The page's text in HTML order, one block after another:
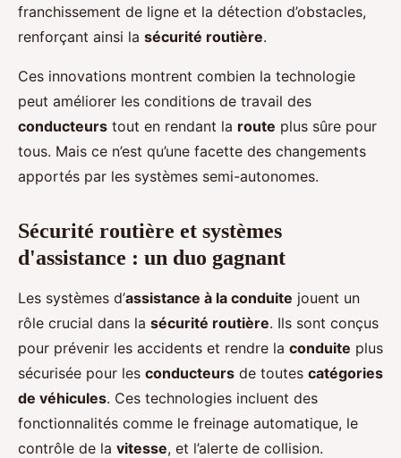
franchissement de ligne et la détection d’obstacles,
renforçant ainsi la sécurité routière.
Ces innovations montrent combien la technologie
peut améliorer les conditions de travail des
conducteurs tout en rendant la route plus sûre pour
tous. Mais ce n’est qu’une facette des changements
apportés par les systèmes semi-autonomes.
Sécurité routière et systèmes
d'assistance : un duo gagnant
Les systèmes d’assistance à la conduite jouent un
rôle crucial dans la sécurité routière. Ils sont conçus
pour prévenir les accidents et rendre la conduite plus
sécurisée pour les conducteurs de toutes catégories
de véhicules. Ces technologies incluent des
fonctionnalités comme le freinage automatique, le
contrôle de la vitesse, et l’alerte de collision.